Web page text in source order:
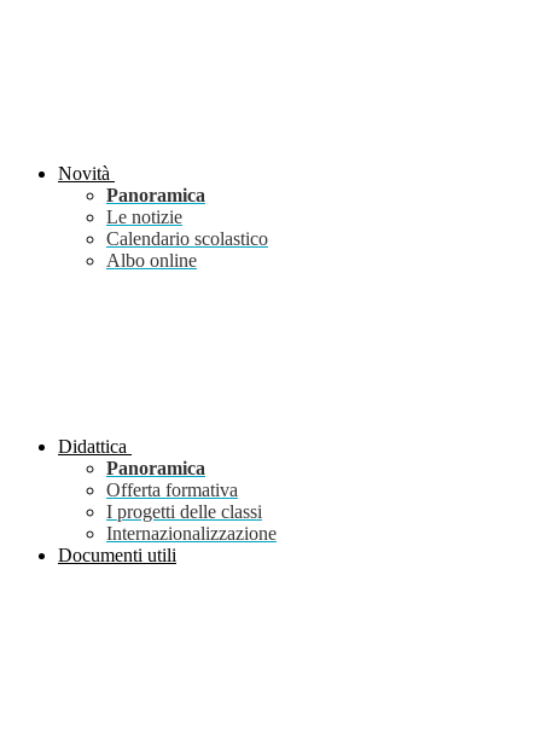
Novità
Panoramica
Le notizie
Calendario scolastico
Albo online
Didattica
Panoramica
Offerta formativa
I progetti delle classi
Internazionalizzazione
Documenti utili